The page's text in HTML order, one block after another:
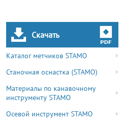
Скачать
Каталог метчиков STAMO
Станочная оснастка (STAMO)
Материалы по канавочному
инструменту STAMO
Осевой инструмент STAMO